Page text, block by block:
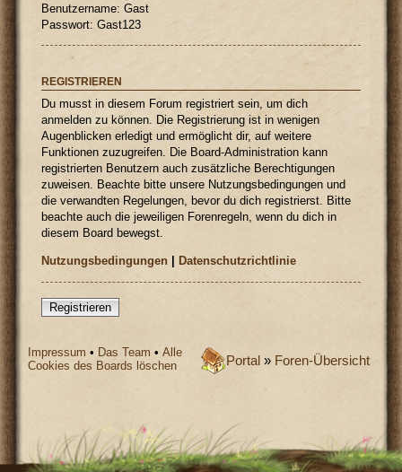
Benutzername: Gast
Passwort: Gast123
REGISTRIEREN
Du musst in diesem Forum registriert sein, um dich
anmelden zu können. Die Registrierung ist in wenigen
Augenblicken erledigt und ermöglicht dir, auf weitere
Funktionen zuzugreifen. Die Board-Administration kann
registrierten Benutzern auch zusätzliche Berechtigungen
zuweisen. Beachte bitte unsere Nutzungsbedingungen und
die verwandten Regelungen, bevor du dich registrierst. Bitte
beachte auch die jeweiligen Forenregeln, wenn du dich in
diesem Board bewegst.
Nutzungsbedingungen Datenschutzrichtlinie
Registrieren
Portal » Foren-Übersicht
Impressum • Das Team •Alle
Cookies des Boards löschen